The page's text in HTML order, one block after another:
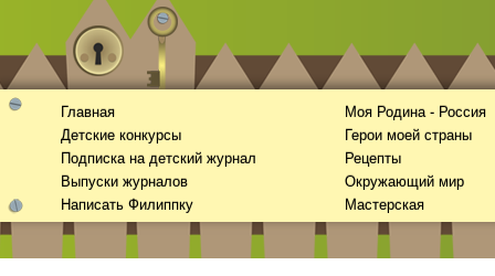
Главная
Детские конкурсы
Подписка на детский журнал
Выпуски журналов
Написать Филиппку
Моя Родина - Россия
Герои моей страны
Рецепты
Окружающий мир
Мастерская